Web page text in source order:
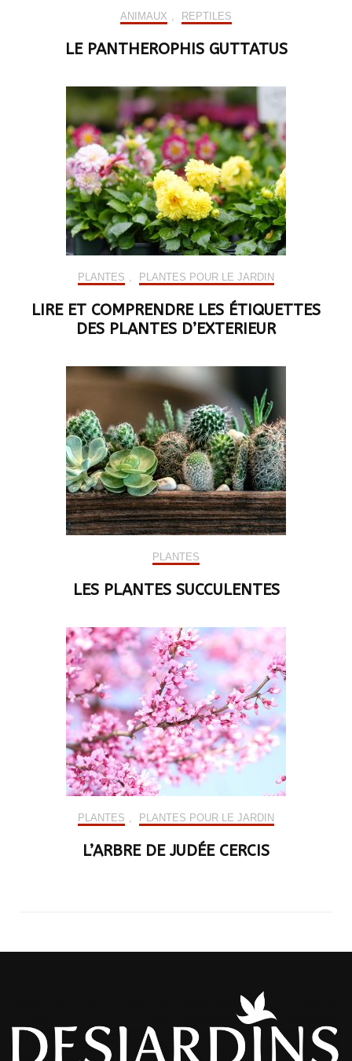
ANIMAUX , REPTILES
LE PANTHEROPHIS GUTTATUS
PLANTES , PLANTES POUR LE JARDIN
LIRE ET COMPRENDRE LES ÉTIQUETTES
DES PLANTES D’EXTERIEUR
PLANTES
LES PLANTES SUCCULENTES
PLANTES , PLANTES POUR LE JARDIN
L’ARBRE DE JUDÉE CERCIS